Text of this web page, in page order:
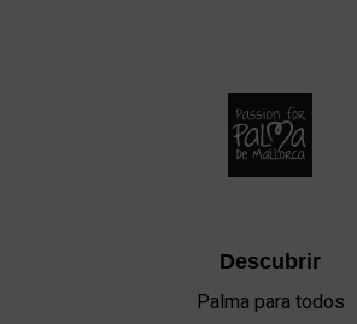
Descubrir
Palma para todos